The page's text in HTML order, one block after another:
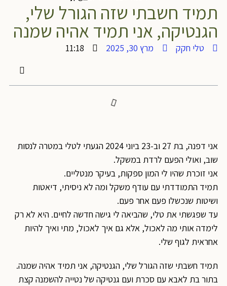
תמיד חשבתי שזה הגורל שלי,
הגנטיקה, אני תמיד אהיה שמנה
טלי חקק מרץ 30, 2025 11:18
אני דפנה, בת 27 וב-23 ביוני 2024 הגעתי לטלי במטרה לנסות
שוב, ואולי הפעם לרדת במשקל.
אני זוכרת שהיו לי המון ספקות, בעיקר מנטליים.
תמיד התמודדתי עם עודף משקל ומה לא ניסיתי, דיאטות
ושיטות שנכשלו פעם אחר פעם.
עד שפגשתי את טלי, שהביאה לי גישה חדשה לחיים. היא לא רק
לימדה אותי מה לאכול, אלא גם איך לאכול, מתי ואיך להיות
אחראית לגוף שלי.
תמיד חשבתי שזה הגורל שלי, הגנטיקה, אני תמיד אהיה שמנה.
בתור בת לאבא עם סכרת ועם גנטיקה של נטייה להשמנה קצת